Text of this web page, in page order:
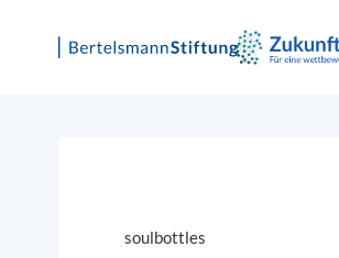
soulbottles